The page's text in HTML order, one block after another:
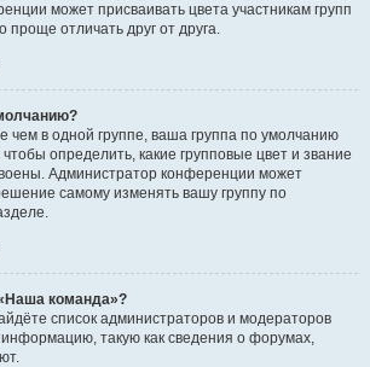
может присваивать цвета участникам групп
проще отличать друг от друга.
чем в одной группе, ваша группа по умолчанию
чтобы определить, какие групповые цвет и звание
Администратор конференции может
самому изменять вашу группу по
команда»?
список администраторов и модераторов
такую как сведения о форумах,